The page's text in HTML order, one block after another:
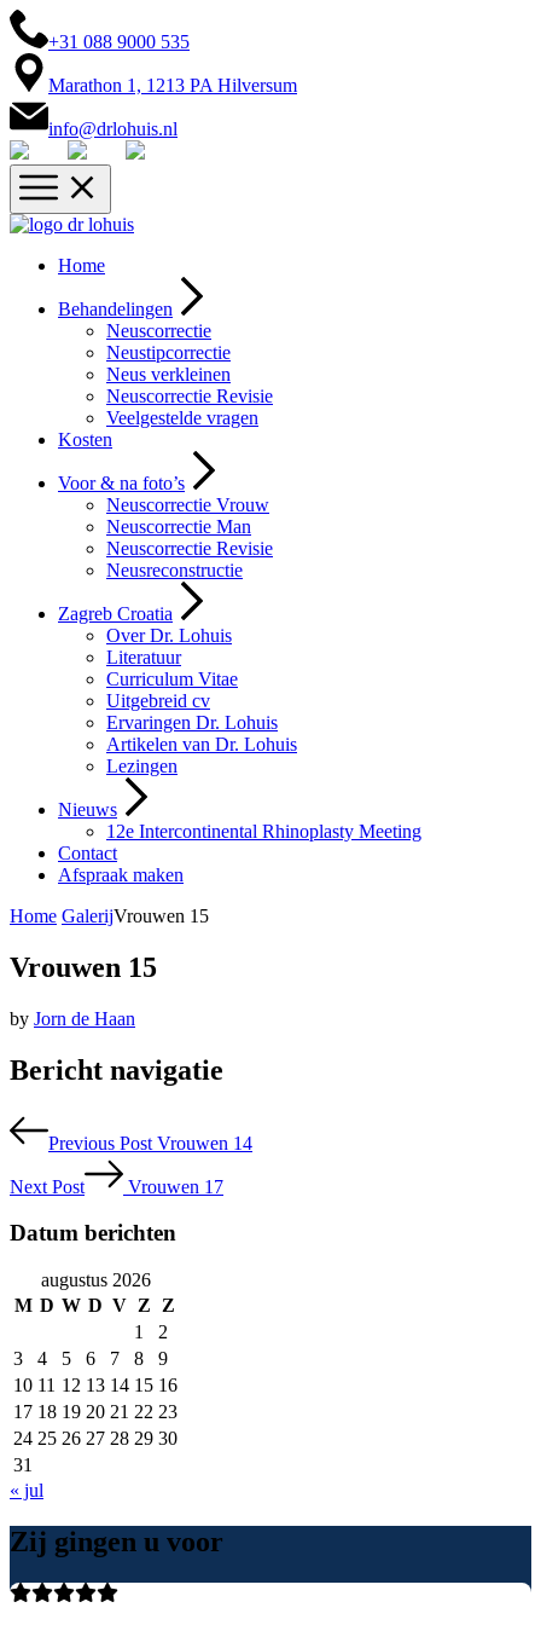
+31 088 9000 535
Marathon 1, 1213 PA Hilversum
info@drlohuis.nl
Home
Behandelingen
Neuscorrectie
Neustipcorrectie
Neus verkleinen
Neuscorrectie Revisie
Veelgestelde vragen
Kosten
Voor & na foto’s
Neuscorrectie Vrouw
Neuscorrectie Man
Neuscorrectie Revisie
Neusreconstructie
Zagreb Croatia
Over Dr. Lohuis
Literatuur
Curriculum Vitae
Uitgebreid cv
Ervaringen Dr. Lohuis
Artikelen van Dr. Lohuis
Lezingen
Nieuws
12e Intercontinental Rhinoplasty Meeting
Contact
Afspraak maken
Home GalerijVrouwen 15
Vrouwen 15
by Jorn de Haan
Bericht navigatie
Previous Post Vrouwen 14
Next Post Vrouwen 17
Datum berichten
augustus 2026
M D W D V Z
Z
1
2
3
4 5 6 7 8
9
10 11 12 13 14 15 16
17 18 19 20 21 22 23
24 25 26 27 28 29 30
31
« jul
Zij gingen u voor